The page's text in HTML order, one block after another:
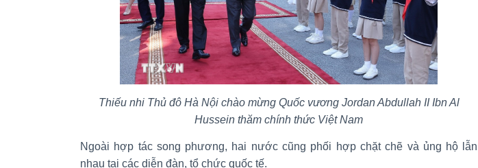
Thiếu nhi Thủ đô Hà Nội chào mừng Quốc vương Jordan Abdullah II Ibn Al
Hussein thăm chính thức Việt Nam
Ngoài hợp tác song phương, hai nước cũng phối hợp chặt chẽ và ủng hộ lẫn
nhau tại các diễn đàn, tổ chức quốc tế.